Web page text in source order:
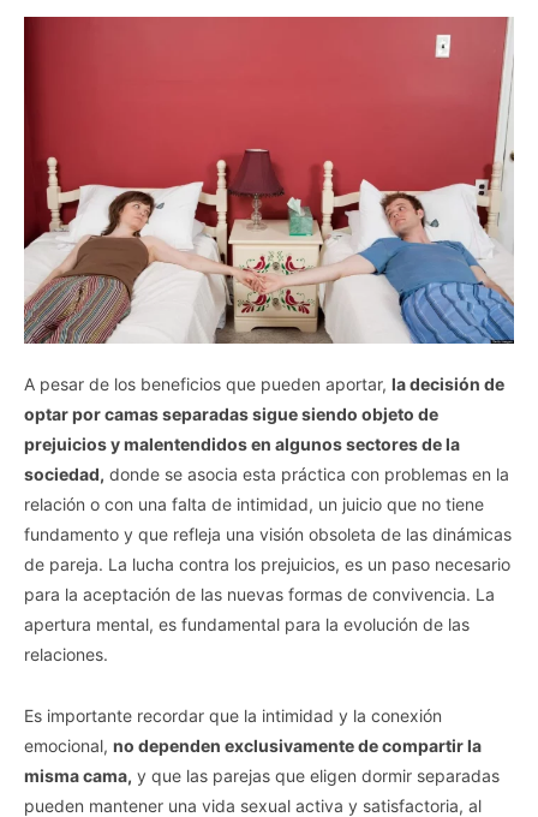
A pesar de los beneficios que pueden aportar, la decisión de
optar por camas separadas sigue siendo objeto de
prejuicios y malentendidos en algunos sectores de la
sociedad, donde se asocia esta práctica con problemas en la
relación o con una falta de intimidad, un juicio que no tiene
fundamento y que refleja una visión obsoleta de las dinámicas
de pareja. La lucha contra los prejuicios, es un paso necesario
para la aceptación de las nuevas formas de convivencia. La
apertura mental, es fundamental para la evolución de las
relaciones.
Es importante recordar que la intimidad y la conexión
emocional, no dependen exclusivamente de compartir la
misma cama, y que las parejas que eligen dormir separadas
pueden mantener una vida sexual activa y satisfactoria, al